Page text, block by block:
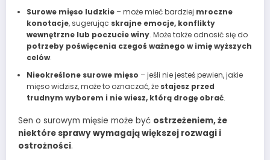
Surowe mięso ludzkie– może mieć bardziej mroczne
konotacje, sugerując skrajne emocje, konflikty
wewnętrzne lub poczucie winy. Może także odnosić się do
potrzeby poświęcenia czegoś ważnego w imię wyższych
celów.
Nieokreślone surowe mięso – jeśli nie jesteś pewien, jakie
mięso widzisz, może to oznaczać, że stajesz przed
trudnym wyborem i nie wiesz, którą drogę obrać.
Sen o surowym mięsie może być ostrzeżeniem, że
niektóre sprawy wymagają większej rozwagi i
ostrożności.